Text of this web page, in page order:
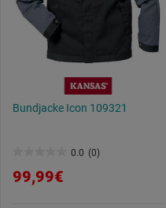
Bundjacke Icon 109321
0.0 (0)
von
99,99€